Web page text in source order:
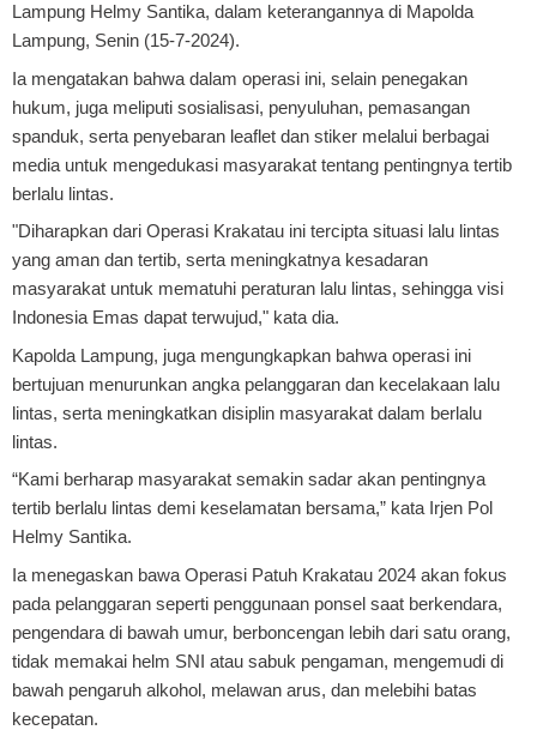
Lampung Helmy Santika, dalam keterangannya di Mapolda
Lampung, Senin (15-7-2024).
Ia mengatakan bahwa dalam operasi ini, selain penegakan
hukum, juga meliputi sosialisasi, penyuluhan, pemasangan
spanduk, serta penyebaran leaflet dan stiker melalui berbagai
media untuk mengedukasi masyarakat tentang pentingnya tertib
berlalu lintas.
"Diharapkan dari Operasi Krakatau ini tercipta situasi lalu lintas
yang aman dan tertib, serta meningkatnya kesadaran
masyarakat untuk mematuhi peraturan lalu lintas, sehingga visi
Indonesia Emas dapat terwujud," kata dia.
Kapolda Lampung, juga mengungkapkan bahwa operasi ini
bertujuan menurunkan angka pelanggaran dan kecelakaan lalu
lintas, serta meningkatkan disiplin masyarakat dalam berlalu
lintas.
“Kami berharap masyarakat semakin sadar akan pentingnya
tertib berlalu lintas demi keselamatan bersama,” kata Irjen Pol
Helmy Santika.
Ia menegaskan bawa Operasi Patuh Krakatau 2024 akan fokus
pada pelanggaran seperti penggunaan ponsel saat berkendara,
pengendara di bawah umur, berboncengan lebih dari satu orang,
tidak memakai helm SNI atau sabuk pengaman, mengemudi di
bawah pengaruh alkohol, melawan arus, dan melebihi batas
kecepatan.